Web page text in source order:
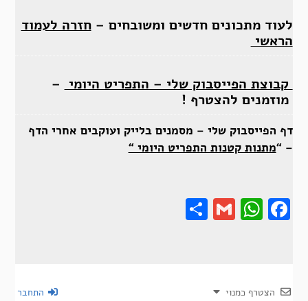
לעוד מתכונים חדשים ומשובחים –חזרה לעמוד
הראשי
קבוצת הפייסבוק שלי – התפריט היומי –
מוזמנים להצטרף !
דף הפייסבוק שלי – מסמנים בלייק ועוקבים אחרי הדף
– “מתנות קטנות התפריט היומי “
Gmail
Share
הצטרף כמנוי התחבר